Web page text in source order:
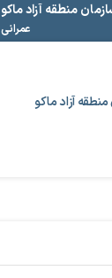
منطقه آزاد ماکو
عمرانی
آزاد ماکو